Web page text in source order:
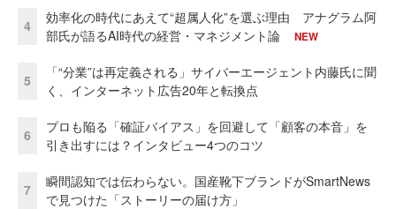
4
効率化の時代にあえて“超属人化”を選ぶ理由 アナグラム阿
部氏が語るAI時代の経営・マネジメント論
NEW
5
「“分業”は再定義される」サイバーエージェント内藤氏に聞
く、インターネット広告20年と転換点
6
プロも陥る「確証バイアス」を回避して「顧客の本音」を
引き出すには？インタビュー4つのコツ
7
瞬間認知では伝わらない。国産靴下ブランドがSmartNews
で見つけた「ストーリーの届け方」